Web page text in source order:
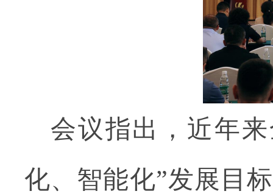
会议指出，近年
化、智能化”发展目